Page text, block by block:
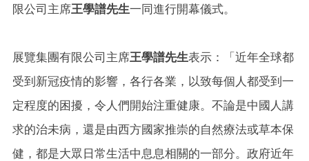
限公司主席王學譜先生一同進行開幕儀式。
展覽集團有限公司主席王學譜先生表示：「近年全球都
受到新冠疫情的影響，各行各業，以致每個人都受到一
定程度的困擾，令人們開始注重健康。不論是中國人講
求的治未病，還是由西方國家推崇的自然療法或草本保
健，都是大眾日常生活中息息相關的一部分。政府近年